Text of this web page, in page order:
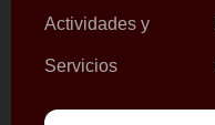
Actividades y
Servicios